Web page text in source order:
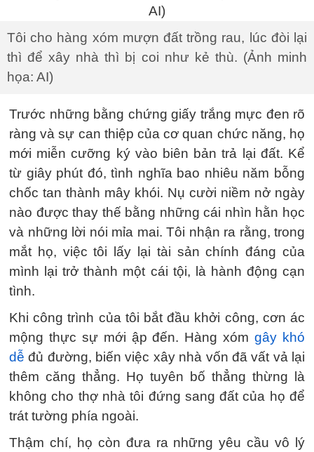
Tôi cho hàng xóm mượn đất trồng rau, lúc đòi lại
thì để xây nhà thì bị coi như kẻ thù. (Ảnh minh
họa: AI)
Trước những bằng chứng giấy trắng mực đen rõ
ràng và sự can thiệp của cơ quan chức năng, họ
mới miễn cưỡng ký vào biên bản trả lại đất. Kể
từ giây phút đó, tình nghĩa bao nhiêu năm bỗng
chốc tan thành mây khói. Nụ cười niềm nở ngày
nào được thay thế bằng những cái nhìn hằn học
và những lời nói mỉa mai. Tôi nhận ra rằng, trong
mắt họ, việc tôi lấy lại tài sản chính đáng của
mình lại trở thành một cái tội, là hành động cạn
tình.
Khi công trình của tôi bắt đầu khởi công, cơn ác
mộng thực sự mới ập đến. Hàng xómgây khó
dễ đủ đường, biến việc xây nhà vốn đã vất vả lại
thêm căng thẳng. Họ tuyên bố thẳng thừng là
không cho thợ nhà tôi đứng sang đất của họ để
trát tường phía ngoài.
Thậm chí, họ còn đưa ra những yêu cầu vô lý